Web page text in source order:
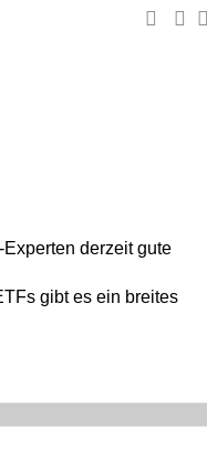
derzeit gute
gibt es ein breites